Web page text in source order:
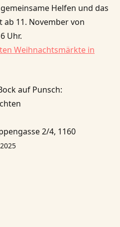
Helfen und das
ab 11. November von
Uhr.
Weihnachtsmärkte in
auf Punsch:
2/4, 1160